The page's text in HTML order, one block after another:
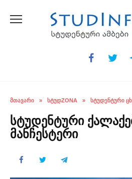
ᲛᲗᲐᲕᲐᲠᲘ » ᲡᲢᲣᲓZONA » ᲡᲢᲣᲓᲔᲜᲢᲣᲠᲘ
სტუდენტური
მანჩესტერი